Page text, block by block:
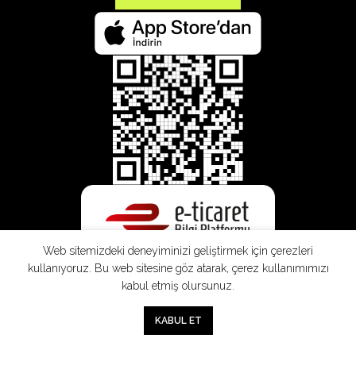
Web sitemizdeki deneyiminizi geliştirmek için çerezleri
kullanıyoruz. Bu web sitesine göz atarak, çerez kullanımımızı
kabul etmiş olursunuz.
KABUL ET
Sepet